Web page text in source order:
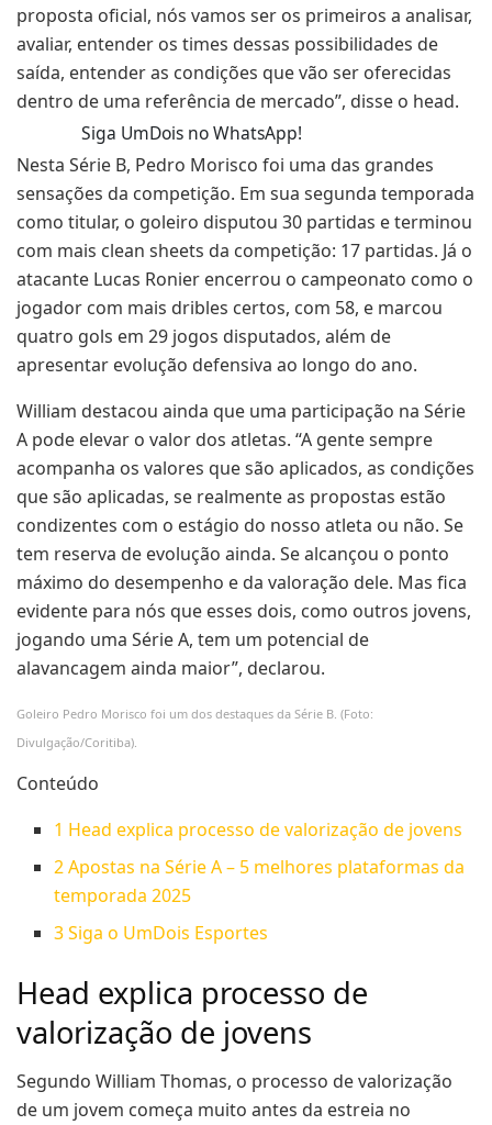
proposta oficial, nós vamos ser os primeiros a analisar,
avaliar, entender os times dessas possibilidades de
saída, entender as condições que vão ser oferecidas
dentro de uma referência de mercado”, disse o head.
Siga UmDois no WhatsApp!
Nesta Série B, Pedro Morisco foi uma das grandes
sensações da competição. Em sua segunda temporada
como titular, o goleiro disputou 30 partidas e terminou
com mais clean sheets da competição: 17 partidas. Já o
atacante Lucas Ronier encerrou o campeonato como o
jogador com mais dribles certos, com 58, e marcou
quatro gols em 29 jogos disputados, além de
apresentar evolução defensiva ao longo do ano.
William destacou ainda que uma participação na Série
A pode elevar o valor dos atletas. “A gente sempre
acompanha os valores que são aplicados, as condições
que são aplicadas, se realmente as propostas estão
condizentes com o estágio do nosso atleta ou não. Se
tem reserva de evolução ainda. Se alcançou o ponto
máximo do desempenho e da valoração dele. Mas fica
evidente para nós que esses dois, como outros jovens,
jogando uma Série A, tem um potencial de
alavancagem ainda maior”, declarou.
Goleiro Pedro Morisco foi um dos destaques da Série B. (Foto:
Divulgação/Coritiba).
Conteúdo
1 Head explica processo de valorização de jovens
2Apostas na Série A – 5 melhores plataformas da
temporada 2025
3Siga o UmDois Esportes
Head explica processo de
valorização de jovens
Segundo William Thomas, o processo de valorização
de um jovem começa muito antes da estreia no